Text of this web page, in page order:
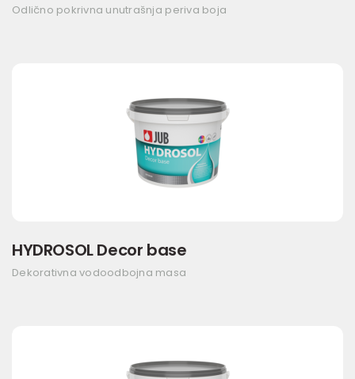
Odlično pokrivna unutrašnja periva boja
HYDROSOL Decor base
Dekorativna vodoodbojna masa